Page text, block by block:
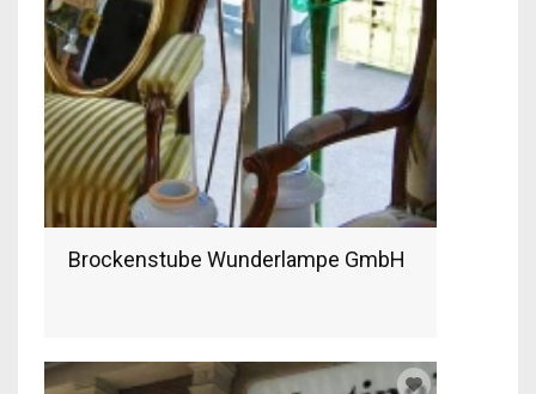
Brockenstube Wunderlampe GmbH